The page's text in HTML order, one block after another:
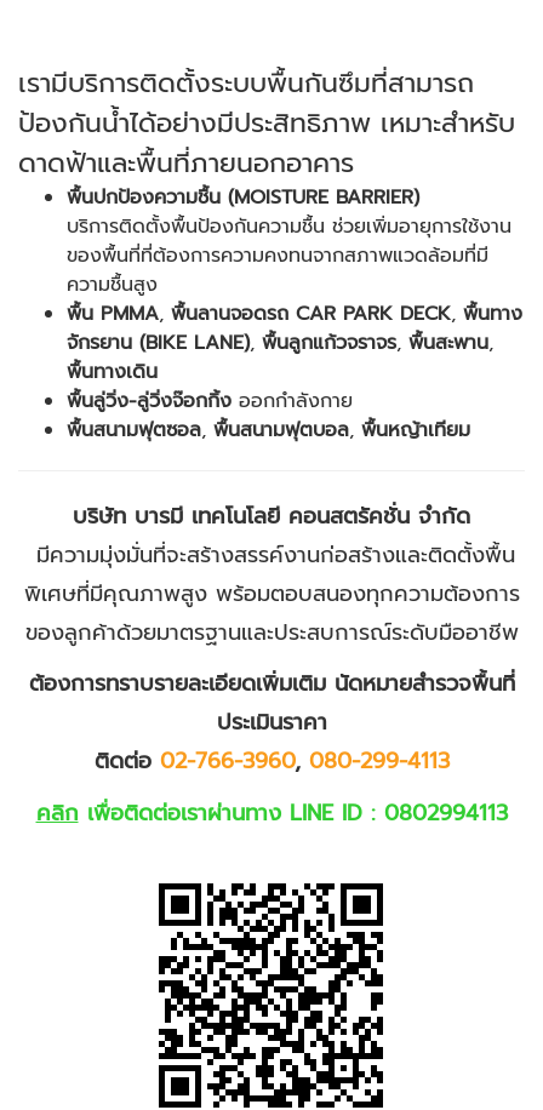
เรามีบริการติดตั้งระบบพื้นกันซึมที่สามารถ
ป้องกันน้ำได้อย่างมีประสิทธิภาพ เหมาะสำหรับ
ดาดฟ้าและพื้นที่ภายนอกอาคาร
พื้นปกป้องความชื้น (MOISTURE BARRIER)
บริการติดตั้งพื้นป้องกันความชื้น ช่วยเพิ่มอายุการใช้งาน
ของพื้นที่ที่ต้องการความคงทนจากสภาพแวดล้อมที่มี
ความชื้นสูง
พื้น PMMA, พื้นลานจอดรถ CAR PARK DECK, พื้นทาง
จักรยาน (BIKE LANE), พื้นลูกแก้วจราจร, พื้นสะพาน,
พื้นทางเดิน
พื้นลู่วิ่ง-ลู่วิ่งจ๊อกกิ้ง ออกกำลังกาย
พื้นสนามฟุตซอล, พื้นสนามฟุตบอล, พื้นหญ้าเทียม
บริษัท บารมี เทคโนโลยี คอนสตรัคชั่น จำกัด
มีความมุ่งมั่นที่จะสร้างสรรค์งานก่อสร้างและติดตั้งพื้น
พิเศษที่มีคุณภาพสูง พร้อมตอบสนองทุกความต้องการ
ของลูกค้าด้วยมาตรฐานและประสบการณ์ระดับมืออาชีพ
ต้องการทราบรายละเอียดเพิ่มเติม นัดหมายสำรวจพื้นที่
ประเมินราคา
ติดต่อ 02-766-3960, 080-299-4113
คลิกเพื่อติดต่อเราผ่านทาง LINE ID : 0802994113